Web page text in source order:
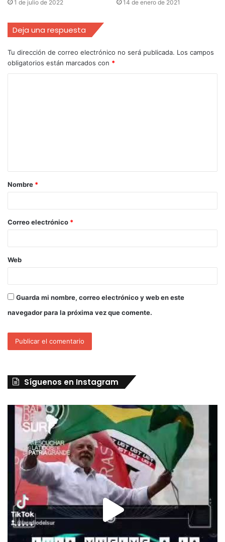
1 de julio de 2022 14 de enero de 2021
Deja una respuesta
Tu dirección de correo electrónico no será publicada. Los campos
obligatorios están marcados con *
Nombre *
Correo electrónico *
Web
Guarda mi nombre, correo electrónico y web en este
navegador para la próxima vez que comente.
Síguenos en Instagram